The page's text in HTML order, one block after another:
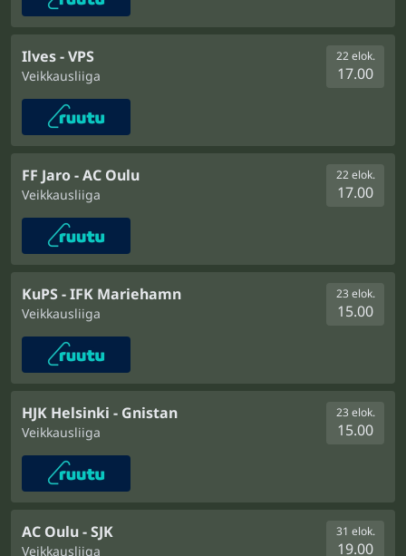
Ilves - VPS
Veikkausliiga
22 elok.
17.00
FF Jaro - AC Oulu
Veikkausliiga
22 elok.
17.00
KuPS - IFK Mariehamn
Veikkausliiga
23 elok.
15.00
HJK Helsinki - Gnistan
Veikkausliiga
23 elok.
15.00
AC Oulu - SJK
Veikkausliiga
31 elok.
19.00